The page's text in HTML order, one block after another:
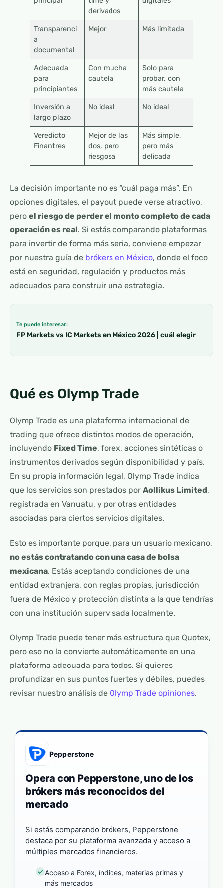
derivados
Transparenci
a
documental
Mejor Más limitada
Adecuada
para
principiantes
Con mucha
cautela
Solo para
probar, con
más cautela
Inversión a
largo plazo
No ideal No ideal
Veredicto
Finantres
Mejor de las
dos, pero
riesgosa
Más simple,
pero más
delicada
La decisión importante no es “cuál paga más”. En
opciones digitales, el payout puede verse atractivo,
pero el riesgo de perder el monto completo de cada
operación es real. Si estás comparando plataformas
para invertir de forma más seria, conviene empezar
por nuestra guía de brókers en México, donde el foco
está en seguridad, regulación y productos más
adecuados para construir una estrategia.
Te puede interesar:
FP Markets vs IC Markets en México 2026 | cuál elegir
Qué es Olymp Trade
Olymp Trade es una plataforma internacional de
trading que ofrece distintos modos de operación,
incluyendo Fixed Time, forex, acciones sintéticas o
instrumentos derivados según disponibilidad y país.
En su propia información legal, Olymp Trade indica
que los servicios son prestados por Aollikus Limited,
registrada en Vanuatu, y por otras entidades
asociadas para ciertos servicios digitales.
Esto es importante porque, para un usuario mexicano,
no estás contratando con una casa de bolsa
mexicana. Estás aceptando condiciones de una
entidad extranjera, con reglas propias, jurisdicción
fuera de México y protección distinta a la que tendrías
con una institución supervisada localmente.
Olymp Trade puede tener más estructura que Quotex,
pero eso no la convierte automáticamente en una
plataforma adecuada para todos. Si quieres
profundizar en sus puntos fuertes y débiles, puedes
revisar nuestro análisis de Olymp Trade opiniones.
Pepperstone
Opera con Pepperstone, uno de los
brókers más reconocidos del
mercado
Si estás comparando brókers, Pepperstone
destaca por su plataforma avanzada y acceso a
múltiples mercados financieros.
Acceso a Forex, índices, materias primas y
más mercados